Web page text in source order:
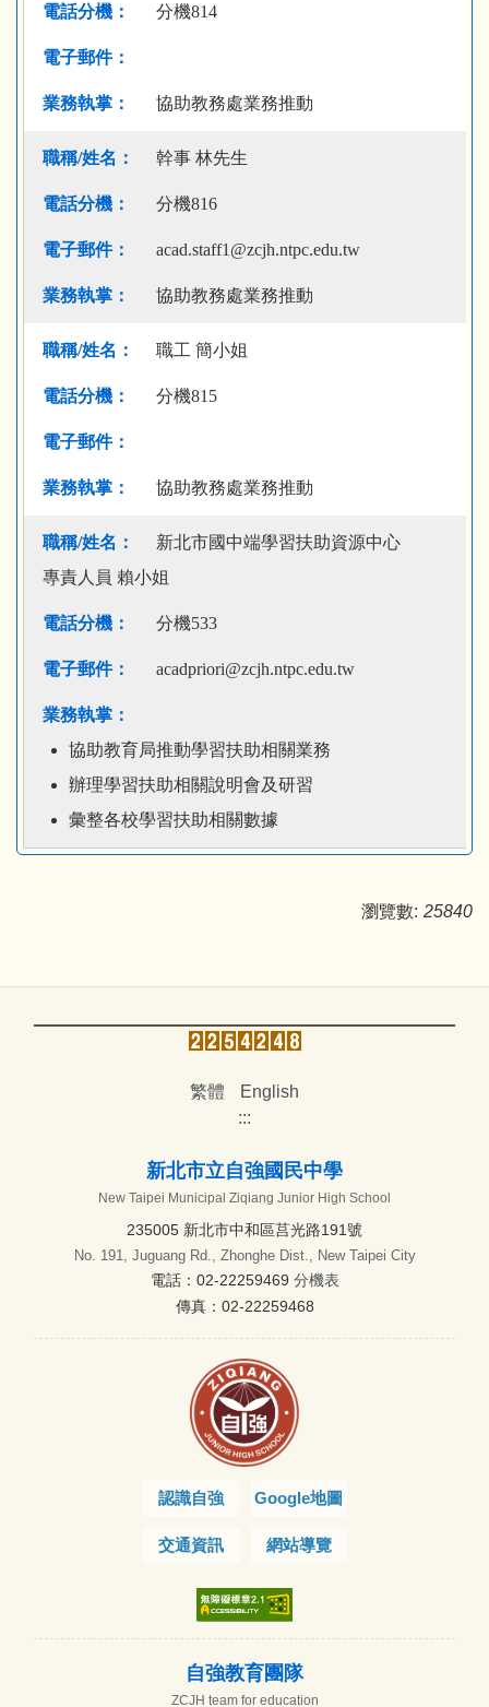
分機814
協助教務處業務推動
幹事 林先生
分機816
acad.staff1@zcjh.ntpc.edu.tw
協助教務處業務推動
職工 簡小姐
分機815
協助教務處業務推動
新北市國中端學習扶助資源中心
專責人員 賴小姐
分機533
acadpriori@zcjh.ntpc.edu.tw
協助教育局推動學習扶助相關業務
辦理學習扶助相關說明會及研習
彙整各校學習扶助相關數據
瀏覽數: 25840
繁體
English
:::
新北市立自強國民中學
New Taipei Municipal Ziqiang Junior High School
235005 新北市中和區莒光路191號
No. 191, Juguang Rd., Zhonghe Dist., New Taipei City
電話：02-22259469 分機表
傳真：02-22259468
認識自強 Google地圖
交通資訊 網站導覽
自強教育團隊
ZCJH team for education